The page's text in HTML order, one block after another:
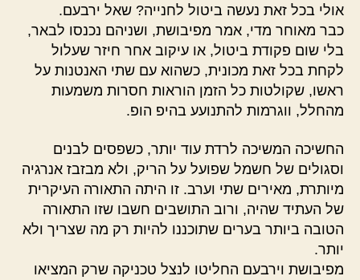
אולי בכל זאת נעשה ביטול לחנייה? שאל ירבעם.
כבר מאוחר מדי, אמר מפיבושת, ושניהם נכנסו לבאר,
בלי שום פקודת ביטול, או עיקוב אחר חיזר שעלול
לקחת בכל זאת מכונית, כשהוא עם שתי האנטנות על
ראשו, שקולטות כל הזמן הוראות חסרות משמעות
מהחלל, ווגרמות להתנועע בהיפ הופ.
החשיכה המשיכה לרדת עוד יותר, כשפסים לבנים
וסגולים של חשמל שפועל על הריק, ולא מבזבז אנרגיה
מיותרת, מאירים שתי וערב. זו היתה התאורה העיקרית
של העתיד שהיה, ורוב התושבים חשבו שזו התאורה
הטובה ביותר בערים שתוכננו להיות רק מה שצריך ולא
יותר.
מפיבושת וירבעם החליטו לנצל טכניקה שרק המציאו